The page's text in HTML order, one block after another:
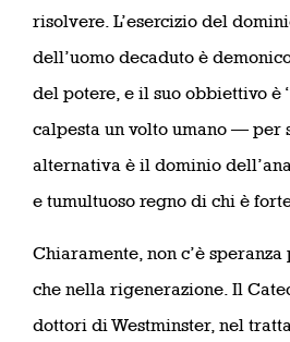
risolvere. L’esercizio del
dell’uomo decaduto è
del potere, e il suo obbiettivo è
calpesta un volto umano — per
alternativa è il dominio
e tumultuoso regno di chi è
Chiaramente, non c’è speranza
che nella rigenerazione. Il
dottori di Westminster, nel